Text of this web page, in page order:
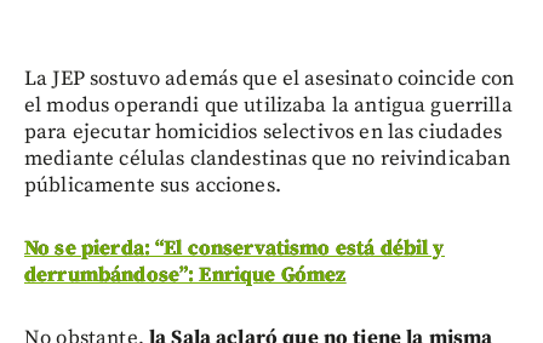
La JEP sostuvo además que el asesinato coincide con
el modus operandi que utilizaba la antigua guerrilla
para ejecutar homicidios selectivos en las ciudades
mediante células clandestinas que no reivindicaban
públicamente sus acciones.
No se pierda: “El conservatismo está débil y
derrumbándose”: Enrique Gómez